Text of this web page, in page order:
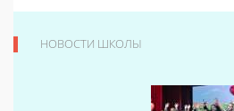
НОВОСТИ ШКОЛЫ